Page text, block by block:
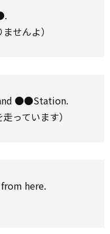
せんよ）
●●Station.
ています）
here.